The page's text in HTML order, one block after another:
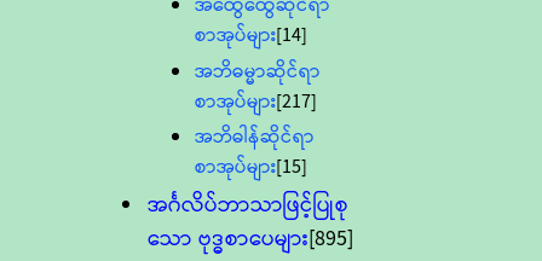
စာအုပ်များ[14]
အဘိဓမ္မာဆိုင်ရာ
စာအုပ်များ[217]
အဘိဓါန်ဆိုင်ရာ
စာအုပ်များ[15]
အင်္ဂလိပ်ဘာသာဖြင့်ပြုစု
သော ဗုဒ္ဓစာပေများ[895]